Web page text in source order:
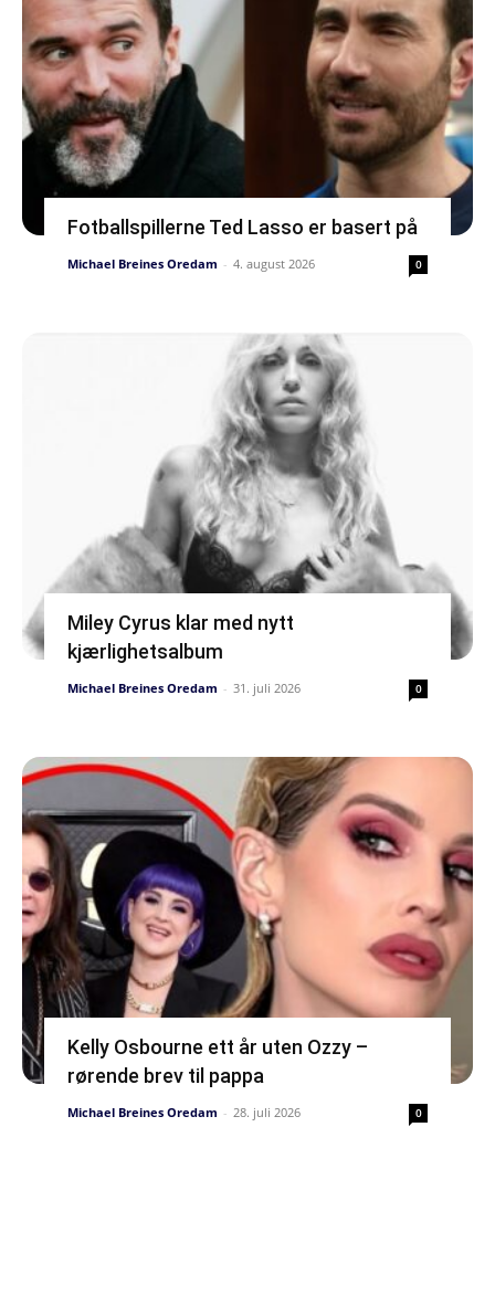
Fotballspillerne Ted Lasso er basert på
Michael Breines Oredam - 4. august 2026 0
Miley Cyrus klar med nytt
kjærlighetsalbum
Michael Breines Oredam - 31. juli 2026 0
Kelly Osbourne ett år uten Ozzy –
rørende brev til pappa
Michael Breines Oredam - 28. juli 2026 0